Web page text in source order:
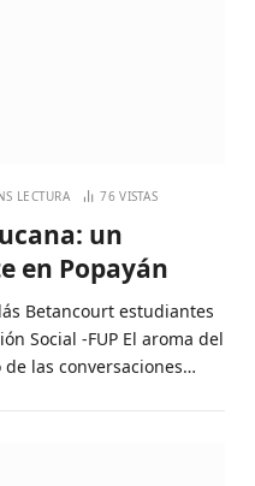
LECTURA 76VISTAS
un
en Popayán
Betancourt estudiantes
Social -FUP El aroma del
las conversaciones…